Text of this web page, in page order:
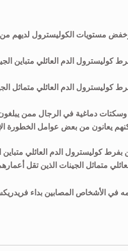
مستويات الكوليسترول لديهم
بين 8 و 17 عاما المصابين بفرط كوليسترول الدم
بين 7 و 17 عاما المصابين بفرط كوليسترول الدم
الجينات الذين تقل أعمارهم عن 7